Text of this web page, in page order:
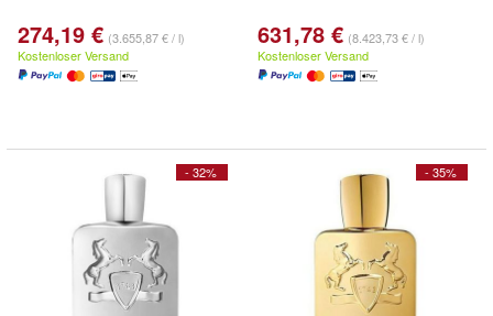
274,19 € (3.655,87 € / l)
Kostenloser Versand
631,78 € (8.423,73 € / l)
Kostenloser Versand
- 32% - 35%